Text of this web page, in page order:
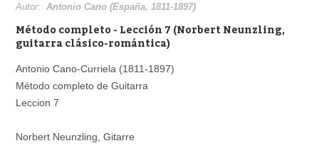
Biblioteca
Autor:Antonio Cano (España, 1811-1897)
Método completo - Lección 7 (Norbert Neunzling,
guitarra clásico-romántica)
Antonio Cano-Curriela (1811-1897)
Método completo de Guitarra
Leccion 7
Norbert Neunzling, Gitarre